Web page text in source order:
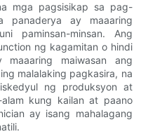
mga pagsisikap sa pag-
panaderya ay maaaring
paminsan-minsan. Ang
ng kagamitan o hindi
maaaring maiwasan ang
malalaking pagkasira, na
ng produksyon at
kung kailan at paano
ay isang mahalagang